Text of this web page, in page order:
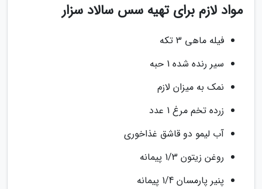
مواد لازم برای تهیه سس سالاد سزار
فیله ماهی 3 تکه
سیر رنده شده 1 حبه
نمک به میزان لازم
زرده تخم مرغ 1 عدد
آب لیمو دو قاشق غذاخوری
روغن زیتون 1/3 پیمانه
پنیر پارمسان 1/4 پیمانه